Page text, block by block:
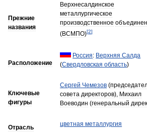
Прежние
названия
Верхнесалдинское
металлургическое
производственное
(ВСМПО)[2]
Расположение
Россия: Верхняя Салда
(Свердловская область)
Ключевые
фигуры
Сергей Чемезов (
совета директоров), Михаил
Воеводин (генеральный
Отрасль цветная металлургия